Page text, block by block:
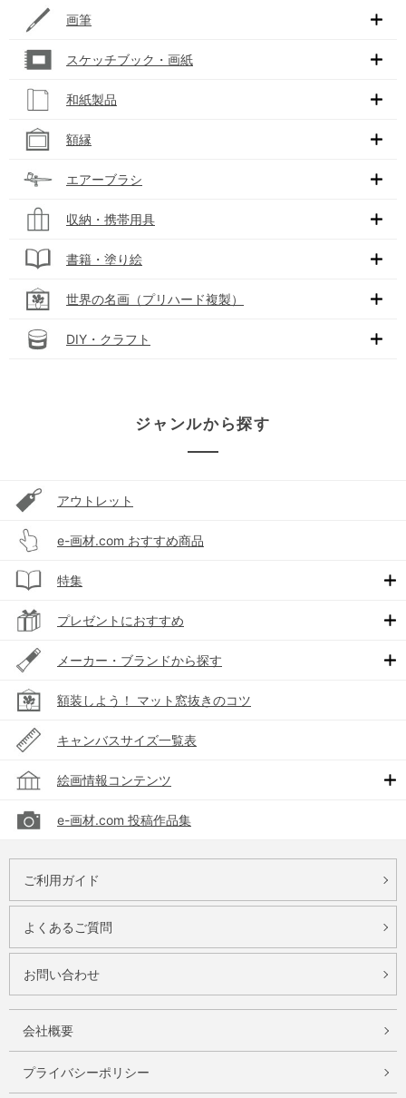
画筆
スケッチブック・画紙
和紙製品
額縁
エアーブラシ
収納・携帯用具
書籍・塗り絵
世界の名画（プリハード複製）
DIY・クラフト
ジャンルから探す
アウトレット
e-画材.com おすすめ商品
特集
プレゼントにおすすめ
メーカー・ブランドから探す
額装しよう！ マット窓抜きのコツ
キャンバスサイズ一覧表
絵画情報コンテンツ
e-画材.com 投稿作品集
ご利用ガイド
よくあるご質問
お問い合わせ
会社概要
プライバシーポリシー